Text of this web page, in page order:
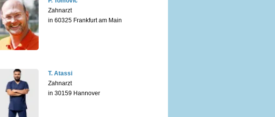
Zahnarzt
in 60325 Frankfurt am Main
T. Atassi
Zahnarzt
in 30159 Hannover